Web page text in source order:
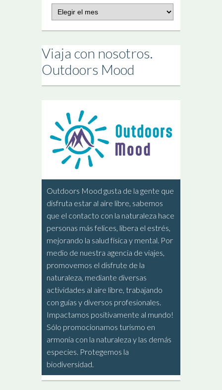
Mensuales
Viaja con nosotros.
Outdoors Mood
Outdoors Mood gusta de la gente que
disfruta estar al aire libre, sabemos
que el contacto con la naturaleza hace
personas más felices, libera el estrés,
mejorando la salud física y mental. Por
medio de nuestra agencia de viajes,
promovemos el disfrute de la
naturaleza, mediante diversas
actividades al aire libre, trabajando
con guías y diversos profesionales.
Impactamos positivamente al mundo!
Sólo promocionamos turismo en
armonía con la naturaleza y las demás
especies. Protegemos la
biodiversidad.